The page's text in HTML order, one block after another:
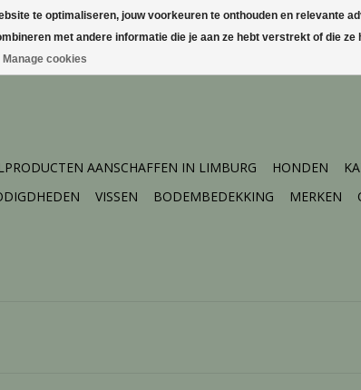
AANSCHAFFEN IN LIMBURG HONDEN
VISSEN BODEMBEDEKKING MERKEN
te optimaliseren, jouw voorkeuren te onthouden en relevante
met andere informatie die je aan ze hebt verstrekt of die
Manage cookies